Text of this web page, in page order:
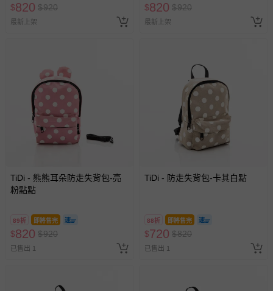
$820 $920
最新上架
$820 $920
最新上架
TiDi - 熊熊耳朵防走失背包-亮
粉點點
89折 即將售完
$820 $920
已售出 1
TiDi - 防走失背包-卡其白點
88折 即將售完
$720 $820
已售出 1